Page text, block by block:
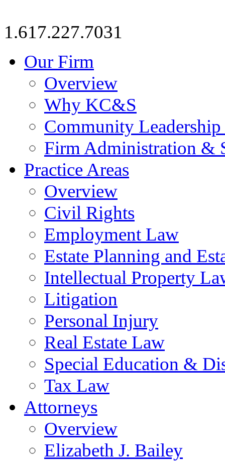
1.617.227.7031
Our Firm
Overview
Why KC&S
Community
Firm Administration &
Practice Areas
Overview
Civil Rights
Employment Law
Estate Planning and
Intellectual Property
Litigation
Personal Injury
Real Estate Law
Special Education &
Tax Law
Attorneys
Overview
Elizabeth J. Bailey